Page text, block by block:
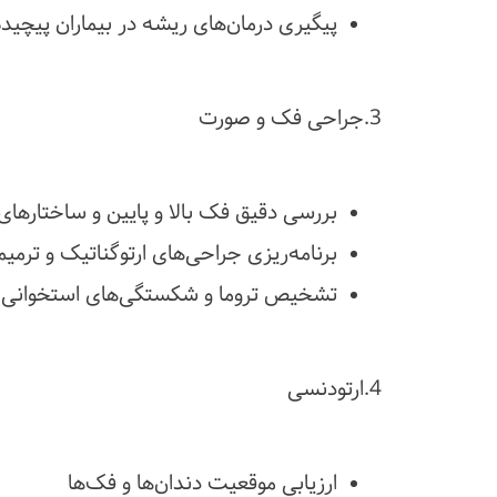
پیگیری درمان‌های ریشه در بیماران
3.جراحی فک و صورت
بررسی دقیق فک بالا و پایین و
برنامه‌ریزی جراحی‌های ارتوگناتیک و
تشخیص تروما و شکستگی‌های استخوانی
4.ارتودنسی
ارزیابی موقعیت دندان‌ها و فک‌ها